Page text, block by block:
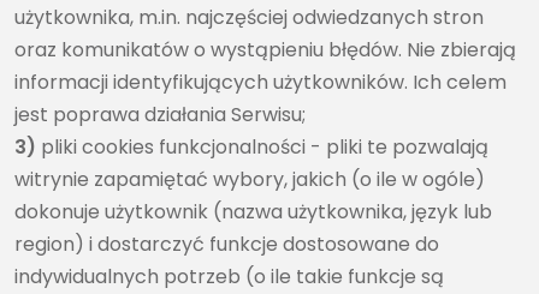
użytkownika, m.in. najczęściej odwiedzanych stron
oraz komunikatów o wystąpieniu błędów. Nie zbierają
informacji identyfikujących użytkowników. Ich celem
jest poprawa działania Serwisu;
3) pliki cookies funkcjonalności - pliki te pozwalają
witrynie zapamiętać wybory, jakich (o ile w ogóle)
dokonuje użytkownik (nazwa użytkownika, język lub
region) i dostarczyć funkcje dostosowane do
indywidualnych potrzeb (o ile takie funkcje są